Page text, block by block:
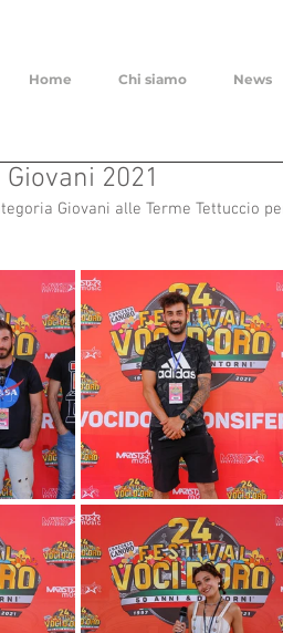
Home Chi siamo News
2021
Giovani alle Terme Tettuccio